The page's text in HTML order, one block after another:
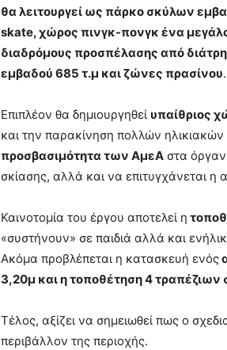
θα λειτουργεί ως πάρκο σκύλων
skate, χώρος πινγκ-πονγκ ένα
διαδρόμους προσπέλασης από
εμβαδού 685 τ.μ και ζώνες πρασίνου.
Επιπλέον θα δημιουργηθεί υπαίθριος
και την παρακίνηση πολλών
προσβασιμότητα των ΑμεΑ στα
σκίασης, αλλά και να επιτυγχάνεται η
Καινοτομία του έργου αποτελεί η
«συστήνουν» σε παιδιά αλλά και
Ακόμα προβλέπεται η κατασκευή ενός
3,20μ και η τοποθέτηση 4 τραπέζιων
Τέλος, αξίζει να σημειωθεί πως ο
περιβάλλον της περιοχής.